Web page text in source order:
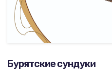
Фонды
Бурятские сундуки